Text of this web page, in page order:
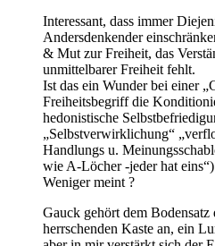
Interessant, dass immer
Andersdenkender
& Mut zur Freiheit, das
unmittelbarer Freiheit fehlt.
Ist das ein Wunder bei einer
Freiheitsbegriff die
hedonistische
„Selbstverwirklichung“
Handlungs u.
wie A-Löcher -jeder hat
Weniger meint ?
Gauck gehört dem Bodensatz
herrschenden Kaste an, ein